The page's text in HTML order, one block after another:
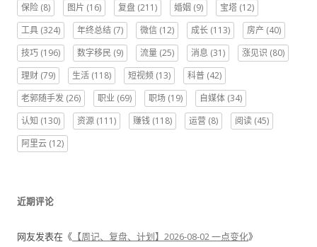
保险 (8) 图片 (16) 复盘 (211) 婚姻 (9) 宝塔 (12)
工具 (324) 年终总结 (7) 微信 (12) 成长 (113) 房产 (40)
技巧 (196) 数字移民 (9) 流量 (25) 消息 (31) 涨见识 (80)
理财 (79) 生活 (118) 短视频 (13) 科普 (42)
老郭随手发 (26) 职业 (69) 职场 (19) 自媒体 (34)
认知 (130) 资源 (111) 赚钱 (118) 运营 (8) 阅读 (45)
阿里云 (12)
近期评论
网友发表在《 【周记、复盘、计划】2026-08-02 一点变化》